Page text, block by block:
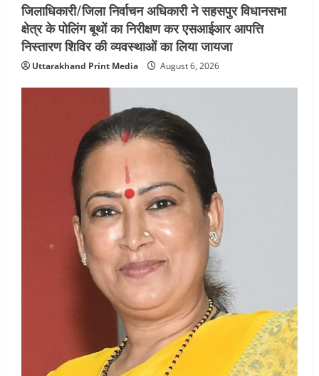
जिलाधिकारी/जिला निर्वाचन अधिकारी ने सहसपुर विधानसभा
क्षेत्र के पोलिंग बूथों का निरीक्षण कर एसआईआर आपत्ति
निस्तारण शिविर की व्यवस्थाओं का लिया जायजा
Uttarakhand Print Media August 6, 2026